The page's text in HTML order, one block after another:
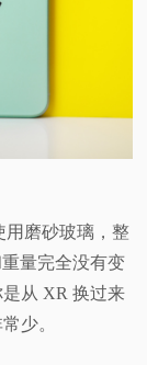
用磨砂玻璃，整
量完全没有变
从 XR 换过来
少。